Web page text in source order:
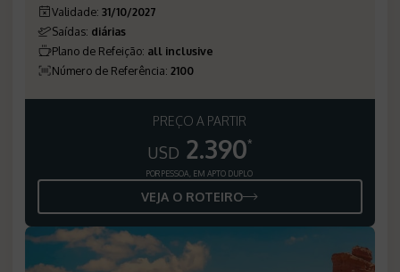
Validade: 31/10/2027
Saídas: diárias
Plano de Refeição: all inclusive
Número de Referência: 2100
PREÇO A PARTIR
USD 2.390*
POR PESSOA, EM APTO DUPLO
VEJA O ROTEIRO